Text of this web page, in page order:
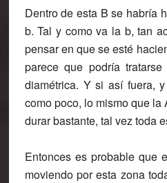
Dentro de esta B se habría
b. Tal y como va la b, tan
pensar en que se esté
parece que podría
diamétrica. Y si así fuera,
como poco, lo mismo que
durar bastante, tal vez toda
Entonces es probable que
moviendo por esta zona